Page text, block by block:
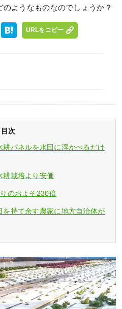
ようなものなのでしょうか？
URLをコピー
目次
パネルを水田に浮かべるだけ
耕栽培より安価
のおよそ230倍
持て余す農家に地方自治体が